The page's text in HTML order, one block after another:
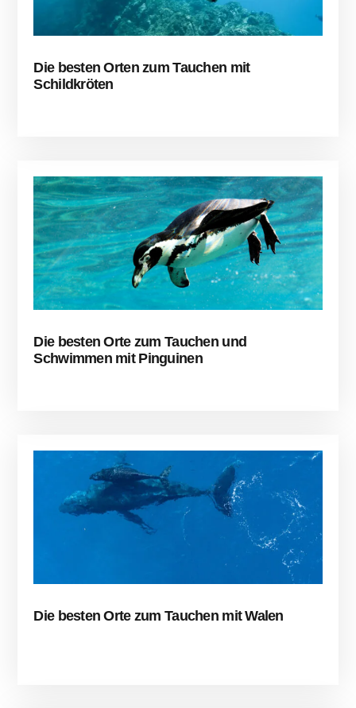
Die besten Orten zum Tauchen mit
Schildkröten
Die besten Orte zum Tauchen und
Schwimmen mit Pinguinen
Die besten Orte zum Tauchen mit Walen